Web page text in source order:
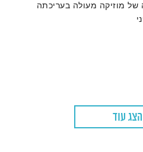
מוזיקה מעולה בעריכתה
הצג עוד